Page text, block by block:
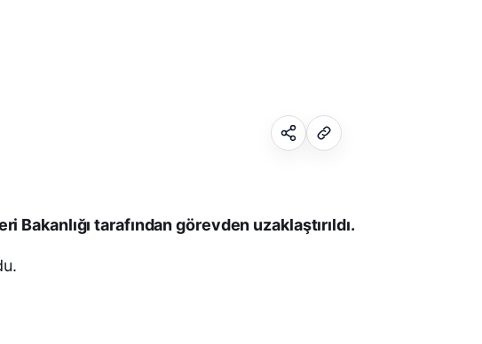
Facebook
tarafından görevden uzaklaştırıldı.